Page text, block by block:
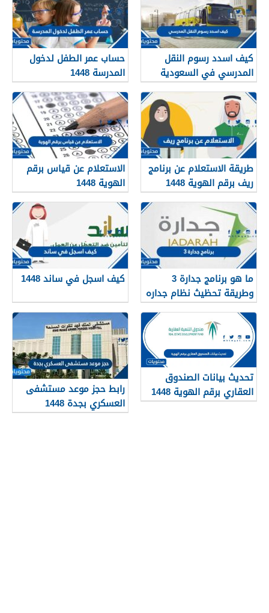
كيف اسدد رسوم النقل
المدرسي في السعودية
1448
حساب عمر الطفل لدخول
المدرسة 1448
طريقة الاستعلام عن برنامج
ريف برقم الهوية 1448
الاستعلام عن قياس برقم
الهوية 1448
services.qiyas.sa
ما هو برنامج جدارة 3
وطريقة تحظيث نظام جداره
1448
كيف اسجل في ساند 1448
تحديث بيانات الصندوق
العقاري برقم الهوية 1448
الرابط والخطوات
رابط حجز موعد مستشفى
العسكري بجدة 1448